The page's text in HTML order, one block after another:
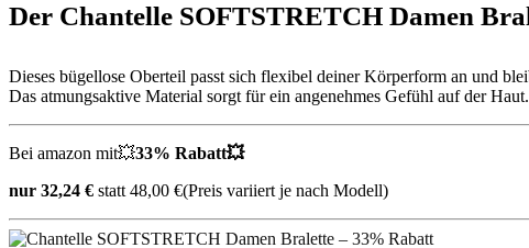
Der Chantelle SOFTSTRETCH Damen
Dieses bügellose Oberteil passt sich flexibel deiner Körperform an und
Das atmungsaktive Material sorgt für ein angenehmes Gefühl auf der Haut.
Bei amazon mit💥33% Rabatt💥
nur 32,24 € statt 48,00 €(Preis variiert je nach Modell)